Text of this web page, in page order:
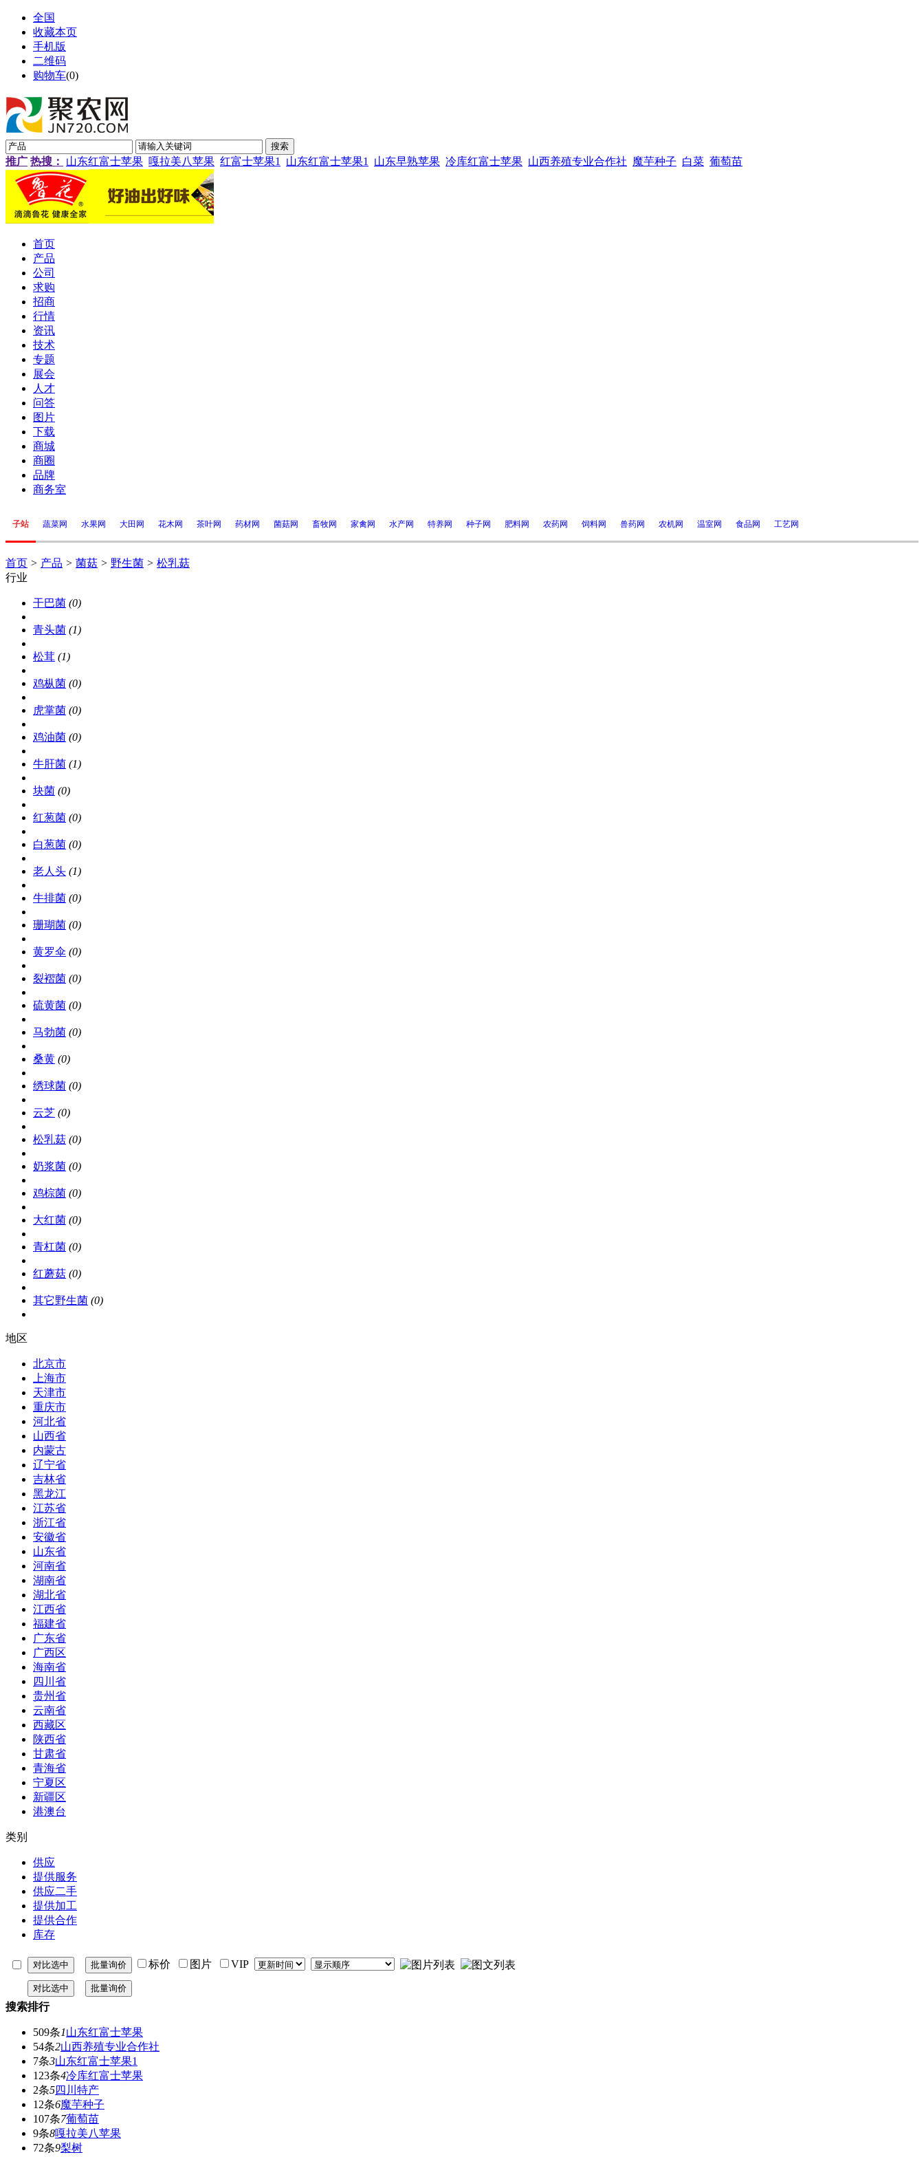
全国
收藏本页
手机版
二维码
购物车(0)
推广 热搜： 山东红富士苹果 嘎拉美八苹果 红富士苹果1 山东红富士苹果1 山东早熟苹果 冷库红富士苹果 山西养殖专业合作社 魔芋种子 白菜 葡萄苗
首页
产品
公司
求购
招商
行情
资讯
技术
专题
展会
人才
问答
图片
下载
商城
商圈
品牌
商务室
子站 蔬菜网 水果网 大田网 花木网 茶叶网 药材网 菌菇网 畜牧网 家禽网 水产网 特养网 种子网 肥料网 农药网 饲料网 兽药网 农机网 温室网 食品网 工艺网
首页 > 产品 > 菌菇 > 野生菌 > 松乳菇
行业
干巴菌 (0)
青头菌 (1)
松茸 (1)
鸡枞菌 (0)
虎掌菌 (0)
鸡油菌 (0)
牛肝菌 (1)
块菌 (0)
红葱菌 (0)
白葱菌 (0)
老人头 (1)
牛排菌 (0)
珊瑚菌 (0)
黄罗伞 (0)
裂褶菌 (0)
硫黄菌 (0)
马勃菌 (0)
桑黄 (0)
绣球菌 (0)
云芝 (0)
松乳菇 (0)
奶浆菌 (0)
鸡棕菌 (0)
大红菌 (0)
青杠菌 (0)
红蘑菇 (0)
其它野生菌 (0)
地区
北京市
上海市
天津市
重庆市
河北省
山西省
内蒙古
辽宁省
吉林省
黑龙江
江苏省
浙江省
安徽省
山东省
河南省
湖南省
湖北省
江西省
福建省
广东省
广西区
海南省
四川省
贵州省
云南省
西藏区
陕西省
甘肃省
青海省
宁夏区
新疆区
港澳台
类别
供应
提供服务
供应二手
提供加工
提供合作
库存
标价 图片 VIP
搜索排行
509条1山东红富士苹果
54条2山西养殖专业合作社
7条3山东红富士苹果1
123条4冷库红富士苹果
2条5四川特产
12条6魔芋种子
107条7葡萄苗
9条8嘎拉美八苹果
72条9梨树